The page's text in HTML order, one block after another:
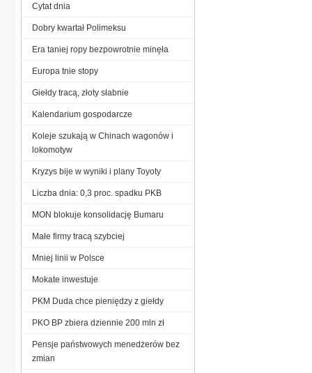
Cytat dnia
Dobry kwartał Polimeksu
Era taniej ropy bezpowrotnie minęła
Europa tnie stopy
Giełdy tracą, złoty słabnie
Kalendarium gospodarcze
Koleje szukają w Chinach wagonów i
lokomotyw
Kryzys bije w wyniki i plany Toyoty
Liczba dnia: 0,3 proc. spadku PKB
MON blokuje konsolidację Bumaru
Małe firmy tracą szybciej
Mniej linii w Polsce
Mokate inwestuje
PKM Duda chce pieniędzy z giełdy
PKO BP zbiera dziennie 200 mln zł
Pensje państwowych menedżerów bez
zmian